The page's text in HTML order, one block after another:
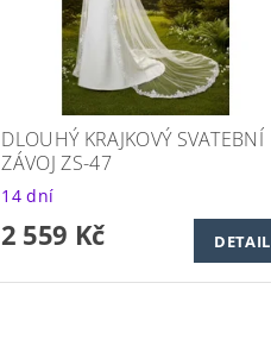
DLOUHÝ KRAJKOVÝ SVATEBNÍ
ZÁVOJ ZS-47
14 dní
2 559 Kč DETAIL